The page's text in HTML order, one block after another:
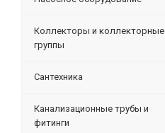
Коллекторы и коллекторные
группы
Сантехника
Канализационные трубы и
фитинги